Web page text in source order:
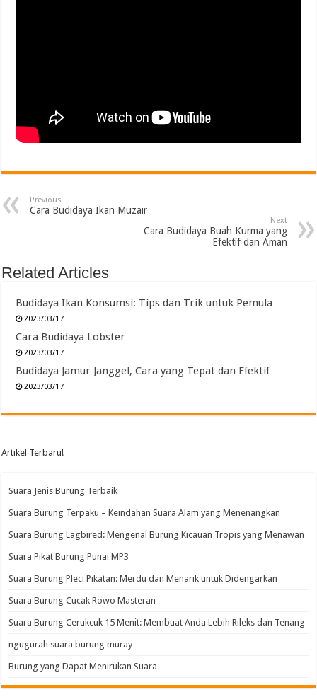
Previous
Cara Budidaya Ikan Muzair
Next
Cara Budidaya Buah Kurma yang
Efektif dan Aman
Related Articles
Budidaya Ikan Konsumsi: Tips dan Trik untuk Pemula
2023/03/17
Cara Budidaya Lobster
2023/03/17
Budidaya Jamur Janggel, Cara yang Tepat dan Efektif
2023/03/17
Artikel Terbaru!
Suara Jenis Burung Terbaik
Suara Burung Terpaku – Keindahan Suara Alam yang Menenangkan
Suara Burung Lagbired: Mengenal Burung Kicauan Tropis yang Menawan
Suara Pikat Burung Punai MP3
Suara Burung Pleci Pikatan: Merdu dan Menarik untuk Didengarkan
Suara Burung Cucak Rowo Masteran
Suara Burung Cerukcuk 15 Menit: Membuat Anda Lebih Rileks dan Tenang
ngugurah suara burung muray
Burung yang Dapat Menirukan Suara